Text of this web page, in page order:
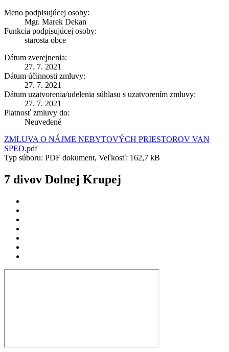
Meno podpisujúcej osoby:
Mgr. Marek Dekan
Funkcia podpisujúcej osoby:
starosta obce
Dátum zverejnenia:
27. 7. 2021
Dátum účinnosti zmluvy:
27. 7. 2021
Dátum uzatvorenia/udelenia súhlasu s uzatvorením zmluvy:
27. 7. 2021
Platnosť zmluvy do:
Neuvedené
ZMLUVA O NÁJME NEBYTOVÝCH PRIESTOROV VAN
SPED.pdf
Typ súboru: PDF dokument, Veľkosť: 162,7 kB
7 divov Dolnej Krupej